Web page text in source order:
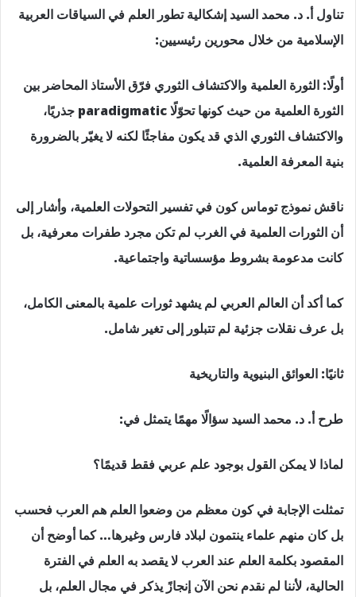
تناول أ. د. محمد السيد إشكالية تطور العلم في السياقات العربية
الإسلامية من خلال محورين رئيسيين:
أولًا: الثورة العلمية والاكتشاف الثوري فرّق الأستاذ المحاضر بين
الثورة العلمية من حيث كونها تحوّلًا paradigmatic جذريًا،
والاكتشاف الثوري الذي قد يكون مفاجئًا لكنه لا يغيّر بالضرورة
بنية المعرفة العلمية.
ناقش نموذج توماس كون في تفسير التحولات العلمية، وأشار إلى
أن الثورات العلمية في الغرب لم تكن مجرد طفرات معرفية، بل
كانت مدعومة بشروط مؤسساتية واجتماعية.
كما أكد أن العالم العربي لم يشهد ثورات علمية بالمعنى الكامل،
بل عرف نقلات جزئية لم تتبلور إلى تغير شامل.
ثانيًا: العوائق البنيوية والتاريخية
طرح أ. د. محمد السيد سؤالًا مهمًا يتمثل في:
لماذا لا يمكن القول بوجود علم عربي فقط قديمًا؟
تمثلت الإجابة في كون معظم من وضعوا العلم هم العرب فحسب
بل كان منهم علماء ينتمون لبلاد فارس وغيرها… كما أوضح أن
المقصود بكلمة العلم عند العرب لا يقصد به العلم في الفترة
الحالية، لأننا لم نقدم نحن الآن إنجازً يذكر في مجال العلم، بل